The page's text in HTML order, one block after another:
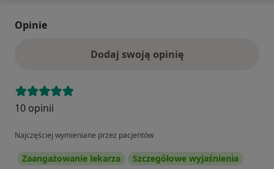
Opinie
Dodaj swoją opinię
10 opinii
Najczęściej wymieniane przez pacjentów
Zaangażowanie lekarza Szczegółowe wyjaśnienia